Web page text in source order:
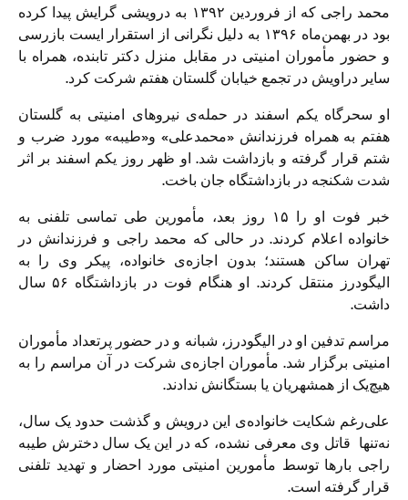
محمد راجی که از فروردین ١٣٩٢ به درویشی گرایش پیدا کرده
بود در بهمن‌ماه ۱۳۹۶ به دلیل نگرانی از استقرار ایست بازرسی
و حضور مأموران امنیتی در مقابل منزل دکتر تابنده، همراه با
سایر دراویش در تجمع خیابان گلستان هفتم شرکت کرد.
او سحرگاه یکم اسفند در حمله‌‌ی نیروهای امنیتی به گلستان
هفتم به همراه فرزندانش «محمدعلی» و«طیبه» مورد ضرب و
شتم قرار گرفته و بازداشت شد. او ظهر روز یکم اسفند بر اثر
شدت شکنجه در بازداشتگاه جان باخت.
خبر فوت او را ۱۵ روز بعد، مأمورین طی تماسی تلفنی به
خانواده اعلام کردند. در حالی که محمد راجی و فرزندانش در
تهران ساکن هستند؛ بدون اجازه‌‌ی خانواده‌، پیکر وی را به
الیگودرز منتقل کردند. او هنگام فوت در بازداشتگاه ۵۶ سال
داشت.
مراسم تدفین او در الیگودرز، شبانه و در حضور پرتعداد مأموران
امنیتی برگزار شد. مأموران اجازه‌‌ی شرکت در آن مراسم را به
هیچ‌یک از همشهریان یا بستگانش ندادند.
علی‌رغم شکایت خانواده‌‌ی این درویش و گذشت حدود یک سال،
نه‌تنها قاتل وی معرفی نشده، که در این یک سال دخترش طیبه
راجی بارها توسط مأمورین امنیتی مورد احضار و تهدید تلفنی
قرار گرفته است.